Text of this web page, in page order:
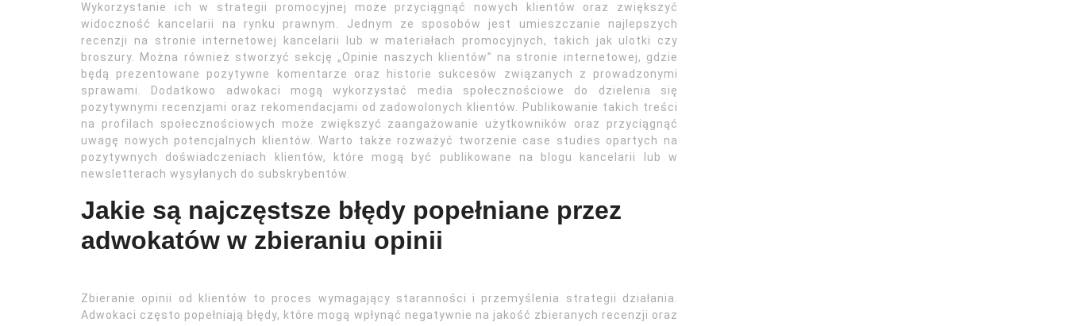
Wykorzystanie ich w strategii promocyjnej może przyciągnąć nowych klientów oraz zwiększyć
widoczność kancelarii na rynku prawnym. Jednym ze sposobów jest umieszczanie najlepszych
recenzji na stronie internetowej kancelarii lub w materiałach promocyjnych, takich jak ulotki czy
broszury. Można również stworzyć sekcję „Opinie naszych klientów” na stronie internetowej, gdzie
będą prezentowane pozytywne komentarze oraz historie sukcesów związanych z prowadzonymi
sprawami. Dodatkowo adwokaci mogą wykorzystać media społecznościowe do dzielenia się
pozytywnymi recenzjami oraz rekomendacjami od zadowolonych klientów. Publikowanie takich treści
na profilach społecznościowych może zwiększyć zaangażowanie użytkowników oraz przyciągnąć
uwagę nowych potencjalnych klientów. Warto także rozważyć tworzenie case studies opartych na
pozytywnych doświadczeniach klientów, które mogą być publikowane na blogu kancelarii lub w
newsletterach wysyłanych do subskrybentów.
Jakie są najczęstsze błędy popełniane przez
adwokatów w zbieraniu opinii
Zbieranie opinii od klientów to proces wymagający staranności i przemyślenia strategii działania.
Adwokaci często popełniają błędy, które mogą wpłynąć negatywnie na jakość zbieranych recenzji oraz